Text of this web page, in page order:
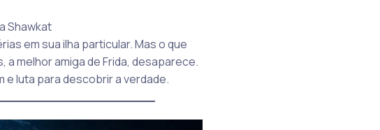
Shawkat
em sua ilha particular. Mas o que
melhor amiga de Frida, desaparece.
luta para descobrir a verdade.